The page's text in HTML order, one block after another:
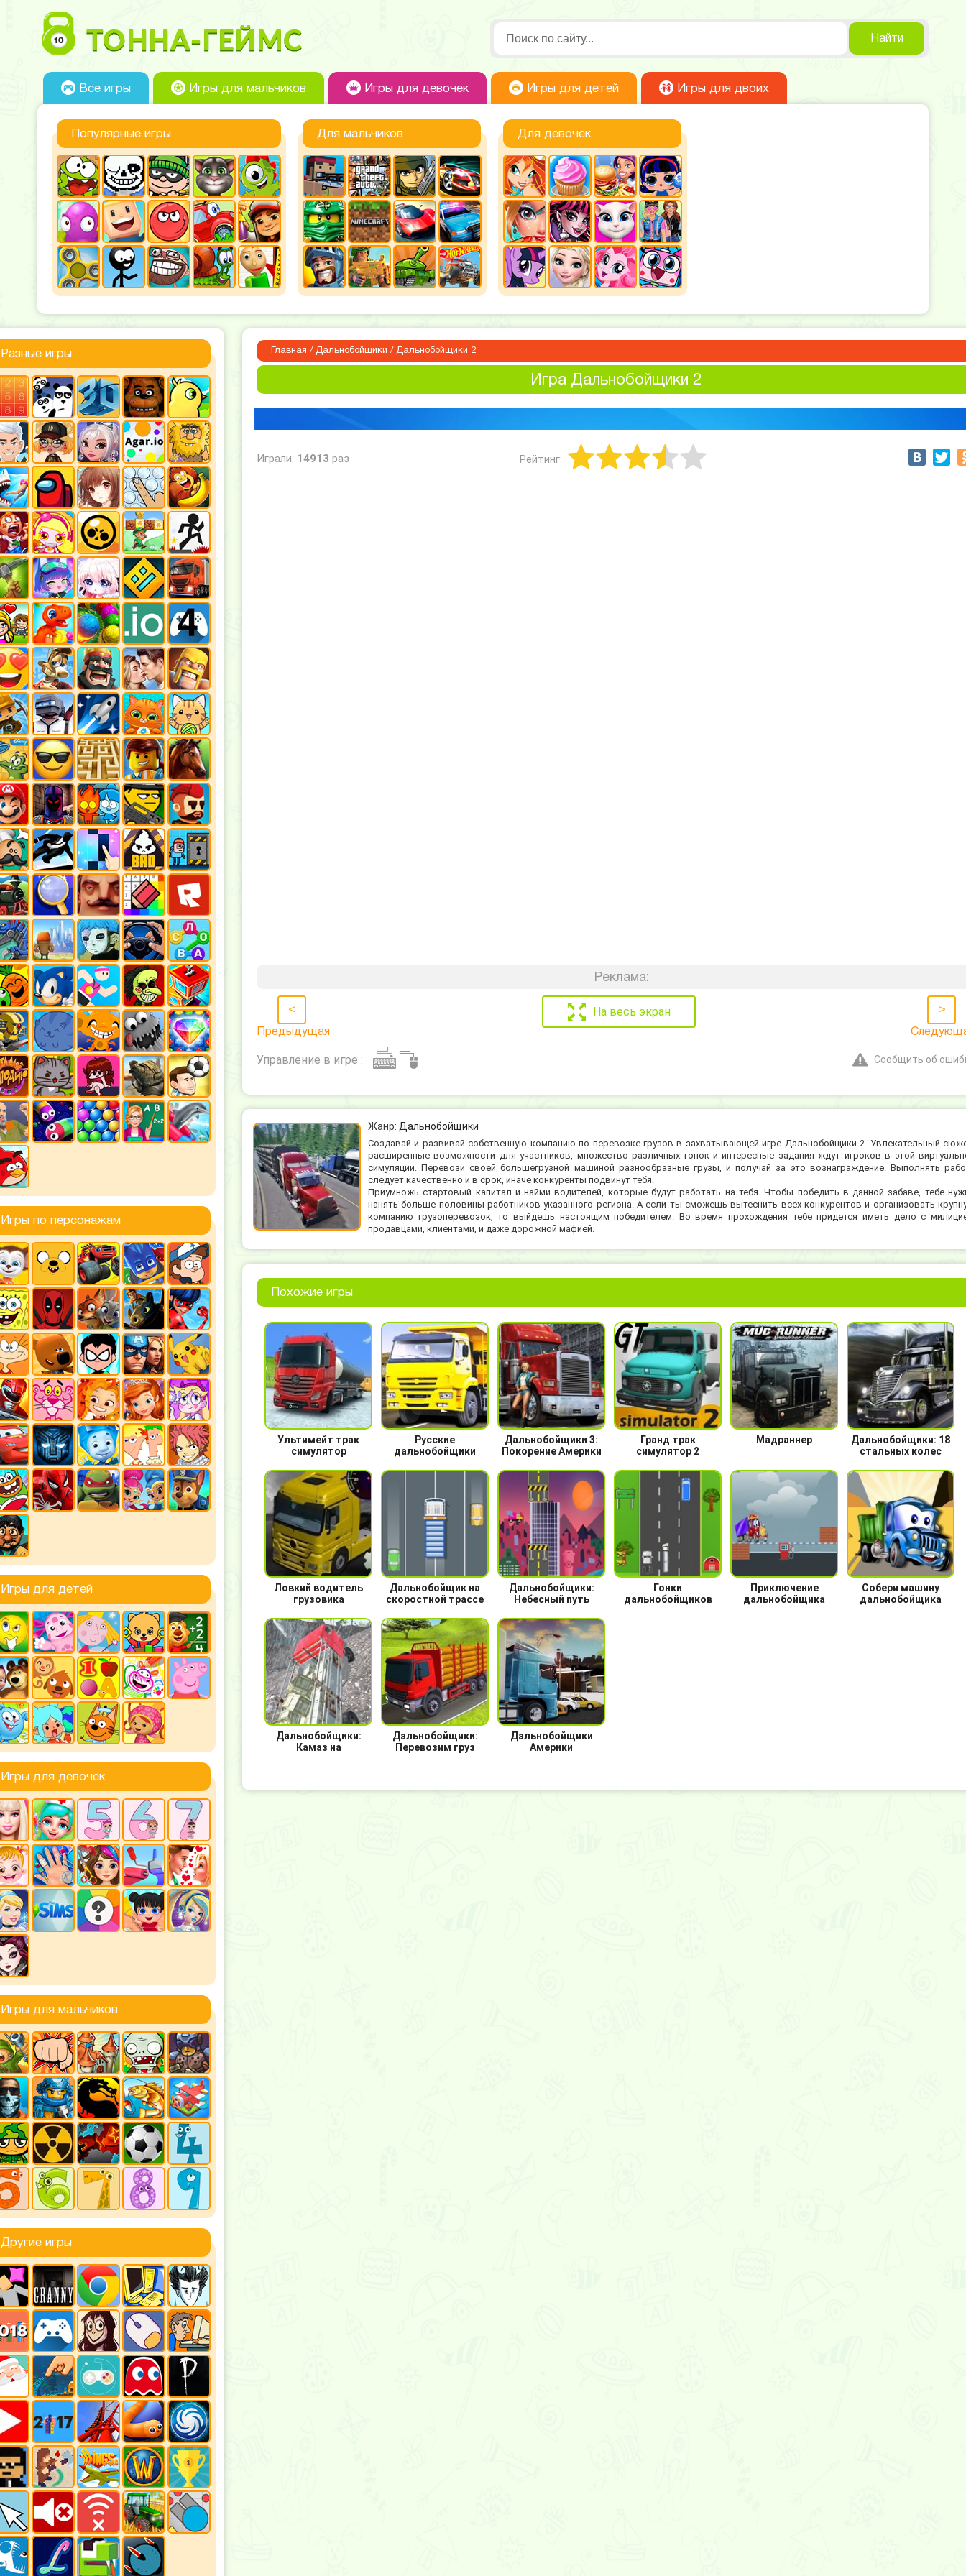
Найти
Все игры Игры для мальчиков Игры для девочек Игры для детей Игры для двоих
Популярные игры Для мальчиков Для девочек
Разные игры
Игры по персонажам
Игры для детей
Игры для девочек
Игры для мальчиков
Другие игры
Главная / Дальнобойщики / Дальнобойщики 2
Игра Дальнобойщики 2
Играли: 14913 раз Рейтинг:
Реклама:
<
Предыдущая
На весь экран >
Управление в игре : Сообщить об
Жанр: Дальнобойщики
Создавай и развивай собственную компанию по перевозке грузов в захватывающей игре Дальнобойщики 2. Увлекательный
расширенные возможности для участников, множество различных гонок и интересные задания ждут игроков в этой
симуляции. Перевози своей большегрузной машиной разнообразные грузы, и получай за это вознаграждение. Выполнять
следует качественно и в срок, иначе конкуренты подвинут тебя.
Приумножь стартовый капитал и найми водителей, которые будут работать на тебя. Чтобы победить в данной забаве, тебе
нанять больше половины работников указанного региона. А если ты сможешь вытеснить всех конкурентов и организовать
компанию грузоперевозок, то выйдешь настоящим победителем. Во время прохождения тебе придется иметь дело с
продавцами, клиентами, и даже дорожной мафией.
Похожие игры
Ультимейт трак
симулятор
Русские
дальнобойщики
Дальнобойщики 3:
Покорение Америки
Гранд трак
симулятор 2
Мадраннер
Дальнобойщики: 18
стальных колес
Ловкий водитель
грузовика
Дальнобойщик на
скоростной трассе
Дальнобойщики:
Небесный путь
Гонки
дальнобойщиков
Приключение
дальнобойщика
Собери машину
дальнобойщика
Дальнобойщики:
Камаз на
Дальнобойщики:
Перевозим груз
Дальнобойщики
Америки